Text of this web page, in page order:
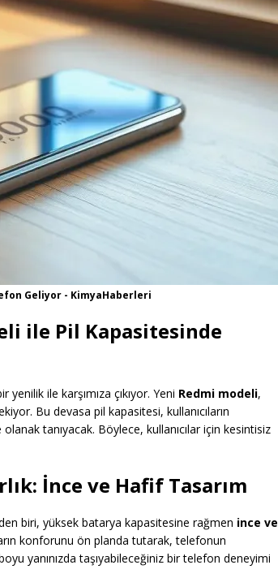
Geliyor - KimyaHaberleri
ile Pil Kapasitesinde
yenilik ile karşımıza çıkıyor. Yeni Redmi modeli,
Bu devasa pil kapasitesi, kullanıcıların
tanıyacak. Böylece, kullanıcılar için kesintisiz
İnce ve Hafif Tasarım
biri, yüksek batarya kapasitesine rağmen ince ve
konforunu ön planda tutarak, telefonun
yanınızda taşıyabileceğiniz bir telefon deneyimi